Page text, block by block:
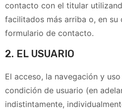
contacto con el titular
facilitados más arriba o, en su
formulario de contacto.
2. EL USUARIO
El acceso, la navegación y
condición de usuario (en
indistintamente,